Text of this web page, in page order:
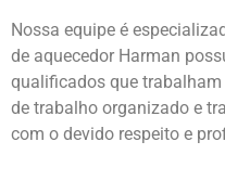
Nossa equipe é
de aquecedor Harman
qualificados que
de trabalho organizado e
com o devido respeito e